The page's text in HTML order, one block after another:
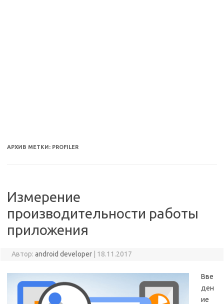
АРХИВ МЕТКИ: PROFILER
Измерение
производительности работы
приложения
Автор: android developer 18.11.2017
Вве
ден
ие